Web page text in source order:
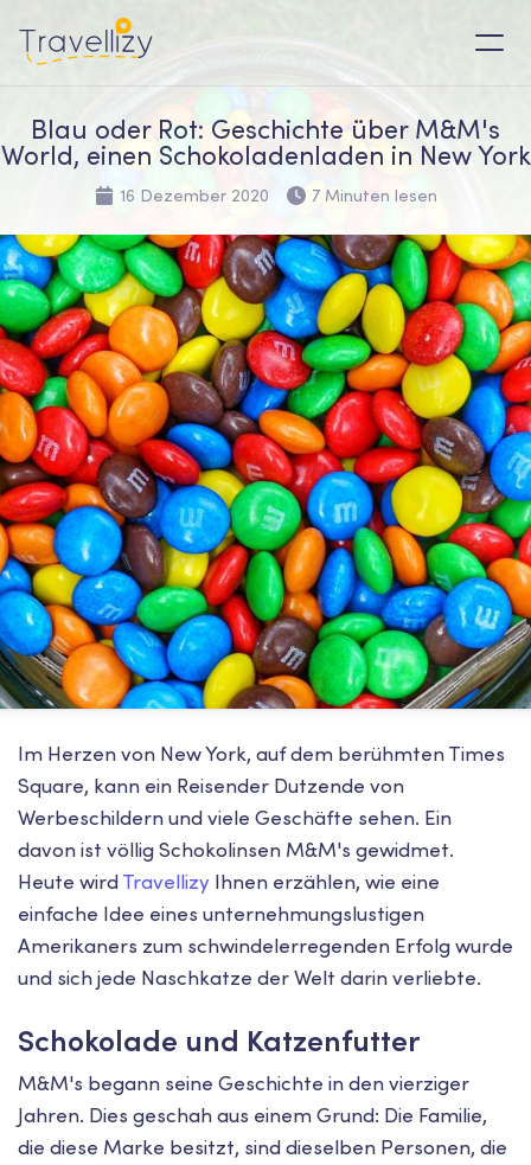
Blau oder Rot: Geschichte über M&M's
World, einen Schokoladenladen in New York
16 Dezember 2020 7 Minuten lesen
Im Herzen von New York, auf dem berühmten Times
Square, kann ein Reisender Dutzende von
Werbeschildern und viele Geschäfte sehen. Ein
davon ist völlig Schokolinsen M&M's gewidmet.
Heute wirdTravellizy Ihnen erzählen, wie eine
einfache Idee eines unternehmungslustigen
Amerikaners zum schwindelerregenden Erfolg wurde
und sich jede Naschkatze der Welt darin verliebte.
Schokolade und Katzenfutter
M&M's begann seine Geschichte in den vierziger
Jahren. Dies geschah aus einem Grund: Die Familie,
die diese Marke besitzt, sind dieselben Personen, die